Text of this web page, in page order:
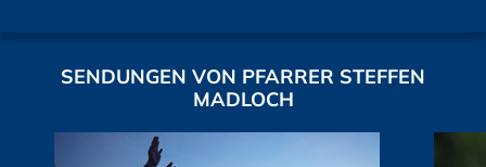
SENDUNGEN VON PFARRER STEFFEN
MADLOCH